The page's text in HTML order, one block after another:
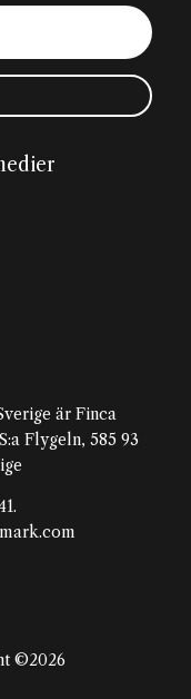
är Finca
Flygeln, 585 93
©2026